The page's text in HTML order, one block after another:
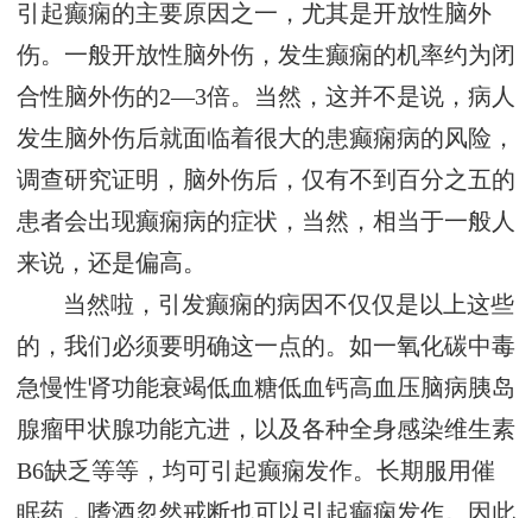
引起癫痫的主要原因之一，尤其是开放性脑外
伤。一般开放性脑外伤，发生癫痫的机率约为闭
合性脑外伤的2—3倍。当然，这并不是说，病人
发生脑外伤后就面临着很大的患癫痫病的风险，
调查研究证明，脑外伤后，仅有不到百分之五的
患者会出现癫痫病的症状，当然，相当于一般人
来说，还是偏高。
当然啦，引发癫痫的病因不仅仅是以上这些
的，我们必须要明确这一点的。如一氧化碳中毒
急慢性肾功能衰竭低血糖低血钙高血压脑病胰岛
腺瘤甲状腺功能亢进，以及各种全身感染维生素
B6缺乏等等，均可引起癫痫发作。长期服用催
眠药，嗜酒忽然戒断也可以引起癫痫发作。因此